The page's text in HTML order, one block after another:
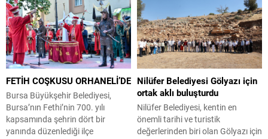
kapsamında Osmangazi ilçesine
bağlı Panayır Mahallesi 3’üncü
Pınar Caddesi’nde çalışmalara hız
verdi. Büyükşehir Belediyesi,
BUSKİ Genel Müdürlüğü ve
Ulaşım Dairesi Başkanlığı
koordinasyonuyla Osmangazi
ilçesine bağlı Panayır Mahallesi
3’üncü Pınar Caddesi’nde altyapı
ve üstyapıyı yenileme
çalışmalarında sona yaklaştı.
kapsamında sahne alan usta
sanatçı Fatih Erkoç, zamana
meydan okuyan şarkılarıyla
Bursalılara unutulmaz bir gece
yaşattı. Büyükşehir Belediyesi
adına Bursa Kültür Sanat ve
Turizm Vakfı (BKSTV) tarafından
düzenlenen 64. Uluslararası
Bursa Festivali, birbirinden değerli
sanatçıları vatandaşlarla
buluşturmaya devam ediyor.
FETİH COŞKUSU ORHANELİ’DE
Bursa Büyükşehir Belediyesi,
Bursa’nın Fethi’nin 700. yılı
kapsamında şehrin dört bir
yanında düzenlediği ilçe
Nilüfer Belediyesi Gölyazı için
ortak aklı buluşturdu
Nilüfer Belediyesi, kentin en
önemli tarihi ve turistik
değerlerinden biri olan Gölyazı için